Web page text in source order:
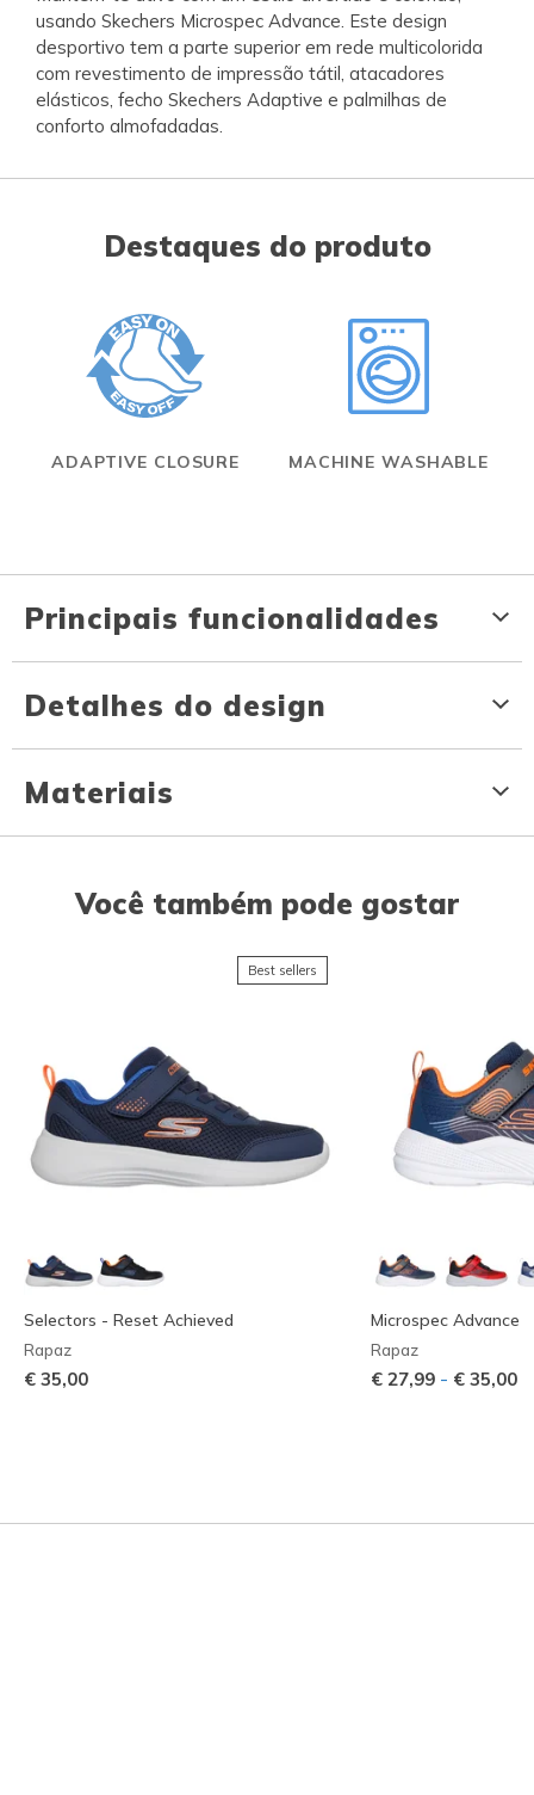
usando Skechers Microspec Advance. Este design
desportivo tem a parte superior em rede multicolorida
com revestimento de impressão tátil, atacadores
elásticos, fecho Skechers Adaptive e palmilhas de
conforto almofadadas.
Destaques do produto
ADAPTIVE CLOSURE MACHINE WASHABLE
Principais funcionalidades
Detalhes do design
Materiais
Você também pode gostar
Best sellers
Selectors - Reset Achieved
Rapaz
€ 35,00
Microspec Advance
Rapaz
€ 27,99 - € 35,00